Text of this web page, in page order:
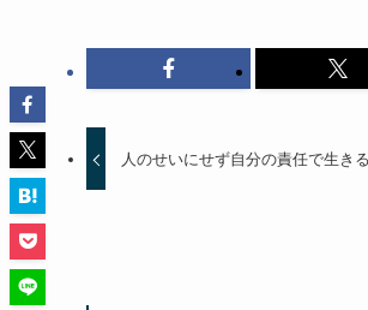
人のせいにせず自分の責任で生き